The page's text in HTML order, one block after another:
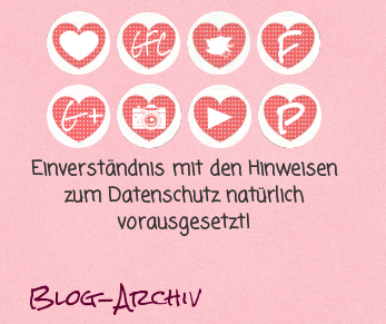
Einverständnis mit den Hinweisen
zum Datenschutz natürlich
vorausgesetzt!
Blog-Archiv